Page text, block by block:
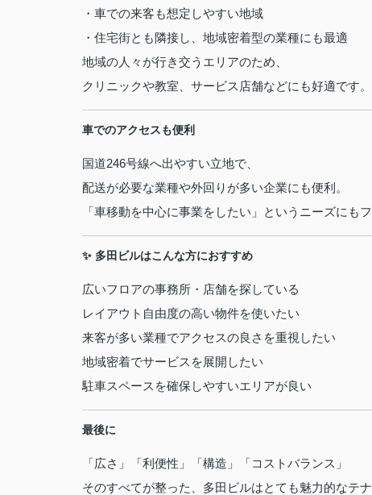
・車での来客も想定しやすい地域
・住宅街とも隣接し、地域密着型の業種にも最適
地域の人々が行き交うエリアのため、
クリニックや教室、サービス店舗などにも好適です。
車でのアクセスも便利
国道246号線へ出やすい立地で、
配送が必要な業種や外回りが多い企業にも便利。
「車移動を中心に事業をしたい」というニーズにも
✨ 多田ビルはこんな方におすすめ
広いフロアの事務所・店舗を探している
レイアウト自由度の高い物件を使いたい
来客が多い業種でアクセスの良さを重視したい
地域密着でサービスを展開したい
駐車スペースを確保しやすいエリアが良い
最後に
「広さ」「利便性」「構造」「コストバランス」
そのすべてが整った、多田ビルはとても魅力的なテナ